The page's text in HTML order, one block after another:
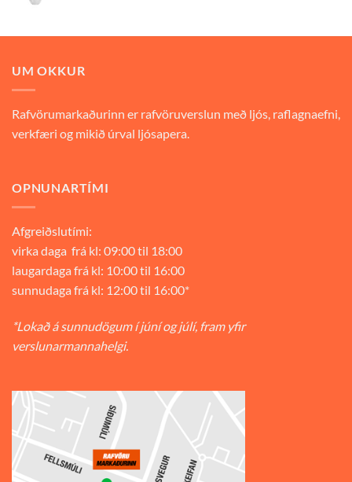
9.900 kr..6.930 kr..
UM OKKUR
Rafvörumarkaðurinn er rafvöruverslun með ljós, raflagnaefni,
verkfæri og mikið úrval ljósapera.
OPNUNARTÍMI
Afgreiðslutími:
virka daga frá kl: 09:00 til 18:00
laugardaga frá kl: 10:00 til 16:00
sunnudaga frá kl: 12:00 til 16:00*
*Lokað á sunnudögum í júní og júlí, fram yfir
verslunarmannahelgi.